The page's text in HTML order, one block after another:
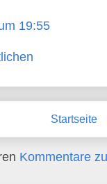
19:55
Startseite
Kommentare